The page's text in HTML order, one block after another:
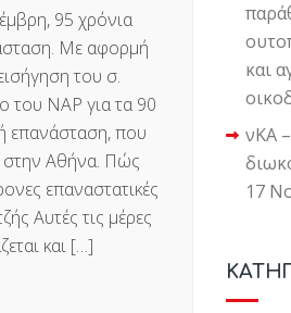
95 χρόνια
Με αφορμή
του σ.
του ΝΑΡ για τα 90
επανάσταση, που
στην Αθήνα. Πώς
επαναστατικές
Αυτές τις μέρες
και […]
και
νΚΑ
17